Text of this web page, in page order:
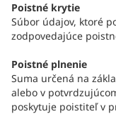
Poistné krytie
Súbor údajov, ktoré
zodpovedajúce
Poistné plnenie
Suma určená na
alebo v
poskytuje poistiteľ v